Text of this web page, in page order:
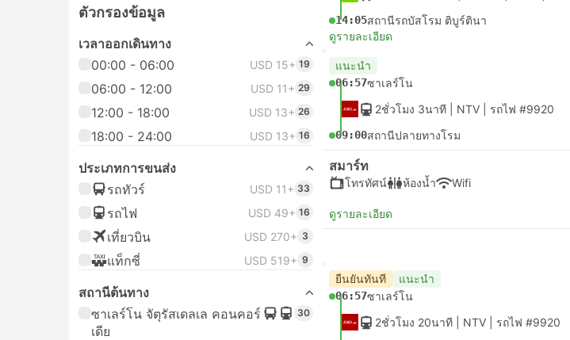
ตัวกรองข้อมูล
เวลาออกเดินทาง
00:00 - 06:00
USD 15+ 19
06:00 - 12:00 USD 11+ 29
12:00 - 18:00 USD 13+ 26
18:00 - 24:00 USD 13+ 16
ประเภทการขนส่ง
รถทัวร์
USD 11+ 33
รถไฟ USD 49+ 16
เที่ยวบิน USD 270+ 3
แท็กซี่ USD 519+ 9
สถานีต้นทาง
ซาเลร์โน จัตุรัสเดลเล คอนคอร์
เดีย
30
14:05สถานีรถบัสโรม ติบูร์ตินา
ดูรายละเอียด
แนะนำ
06:57ซาเลร์โน
2ชั่วโมง 3นาที | NTV รถไฟ #9920
09:00สถานีปลายทางโรม
สมาร์ท
โทรทัศน์ ห้องน้ำ Wifi
ดูรายละเอียด
ยืนยันทันที แนะนำ
06:57ซาเลร์โน
2ชั่วโมง 20นาที | NTV รถไฟ #9920